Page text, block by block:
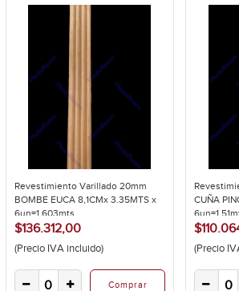
Revestimiento Varillado 20mm
BOMBE EUCA 8,1CMx 3.35MTS x
6un=1.603mts...
$136.312,00
(Precio IVA incluido)
Comprar
CUÑA
(Precio